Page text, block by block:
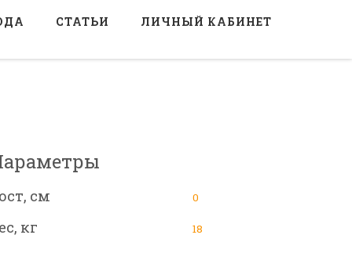
СТАТЬИ ЛИЧНЫЙ КАБИНЕТ
см 0
кг 18